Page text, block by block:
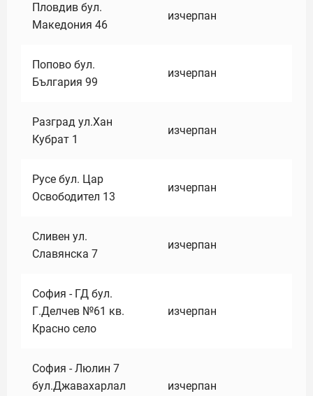
Пловдив бул.
Македония 46
изчерпан
Попово бул.
България 99
изчерпан
Разград ул.Хан
Кубрат 1
изчерпан
Русе бул. Цар
Освободител 13
изчерпан
Сливен ул.
Славянска 7
изчерпан
София - ГД бул.
Г.Делчев №61 кв.
Красно село
изчерпан
София - Люлин 7
бул.Джавахарлал
изчерпан